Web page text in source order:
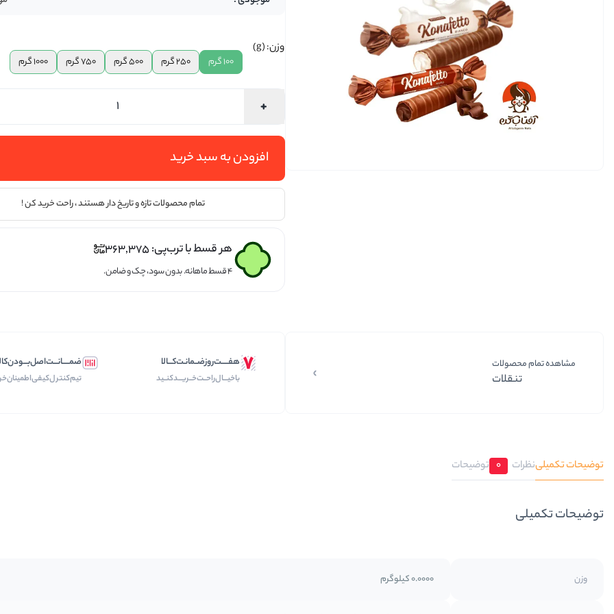
وزن: (g)
100 گرم 250 گرم 500 گرم 750 گرم 1000 گرم
افزودن به سبد خرید
تمام محصولات تازه و تاریخ دار هستند ، راحت خرید کن !
هر قسط با ترب‌پی:363,375
۴ قسط ماهانه. بدون سود، چک و ضامن.
مشاهده تمام محصولات
تنقلات
هفـــــت‌روز‌ضــمانـت‌کـــالا
با‌خیـــال‌راحــت‌‌‌خــریـــد‌کنــید
توضیحات تکمیلینظرات 0 توضیحات
توضیحات تکمیلی
وزن 0.0000 کیلوگرم